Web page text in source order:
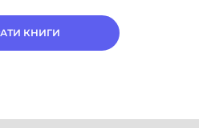
КНИГИ